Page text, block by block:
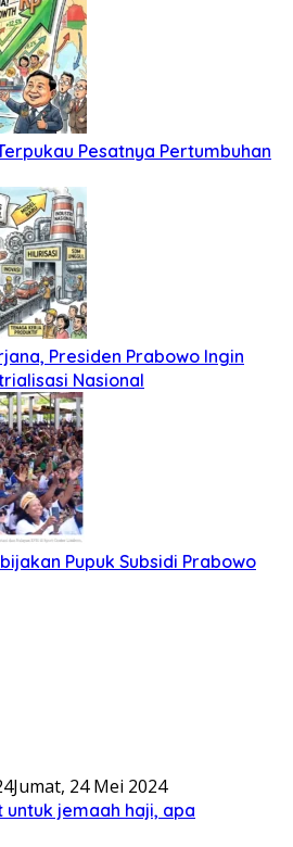
Pesatnya Pertumbuhan
Presiden Prabowo Ingin
Nasional
Pupuk Subsidi Prabowo
Jumat, 24 Mei 2024
jemaah haji, apa